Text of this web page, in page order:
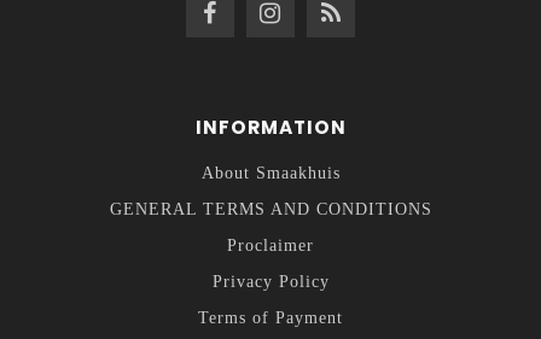
INFORMATION
About Smaakhuis
GENERAL TERMS AND CONDITIONS
Proclaimer
Privacy Policy
Terms of Payment